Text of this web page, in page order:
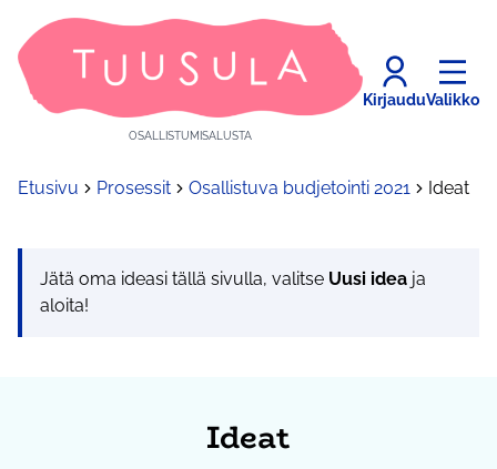
OSALLISTUMISALUSTA
KirjauduValikko
Etusivu Prosessit Osallistuva budjetointi 2021 Ideat
Jätä oma ideasi tällä sivulla, valitse Uusi idea ja
aloita!
Ideat